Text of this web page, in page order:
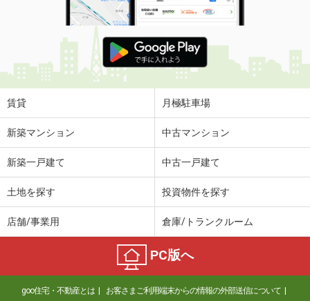
賃貸 月極駐車場
新築マンション 中古マンション
新築一戸建て 中古一戸建て
土地を探す 投資物件を探す
店舗/事業用 倉庫/トランクルーム
PC版へ
goo住宅・不動産とは お客さまご利用端末からの情報の外部送信について